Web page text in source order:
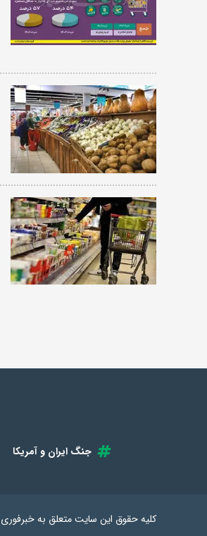
جنگ ایران و آمریکا
کلیه حقوق این سایت متعلق بهخبرفوری